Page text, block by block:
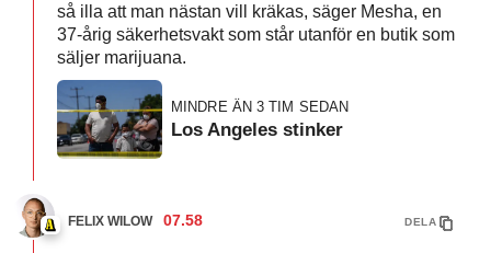
så illa att man nästan vill kräkas, säger Mesha, en
37-årig säkerhetsvakt som står utanför en butik som
säljer marijuana.
MINDRE ÄN 3 TIM SEDAN
Los Angeles stinker
FELIX WILOW 07.58 DELA